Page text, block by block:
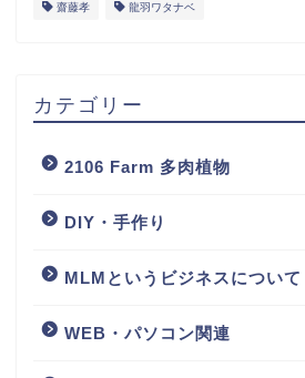
齋藤孝 龍羽ワタナベ
カテゴリー
2106 Farm 多肉植物
DIY・手作り
MLMというビジネスについて
WEB・パソコン関連